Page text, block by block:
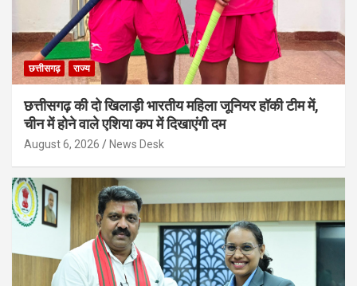
छत्तीसगढ़ राज्य
छत्तीसगढ़ की दो खिलाड़ी भारतीय महिला जूनियर हॉकी टीम में,
चीन में होने वाले एशिया कप में दिखाएंगी दम
August 6, 2026 News Desk